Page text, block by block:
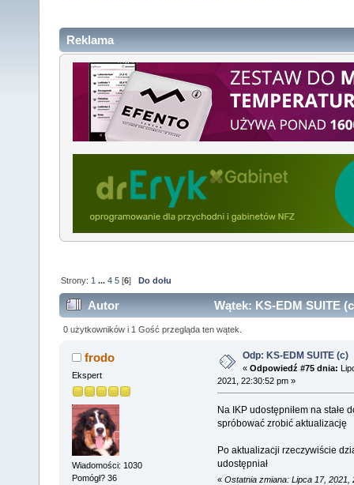
Reklama
Strony: 1 ...4 5 [6] Do dołu
Autor Wątek: KS-EDM SUITE
0 użytkowników i 1 Gość przegląda ten wątek.
frodo
Ekspert
Wiadomości: 1030
Pomógł? 36
Odp: KS-EDM SUITE (c)
« Odpowiedź #75 dnia:
2021, 22:30:52 pm »
Na IKP udostępniłem na stałe
spróbować zrobić aktualizację
Po aktualizacji rzeczywiście
udostępniał
« Ostatnia zmiana: Lipca 17, 2021,